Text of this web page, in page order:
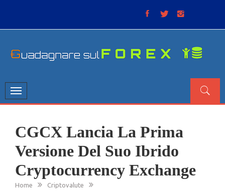
Toggle
navigation
CGCX Lancia La Prima
Versione Del Suo Ibrido
Cryptocurrency Exchange
Home
Criptovalute